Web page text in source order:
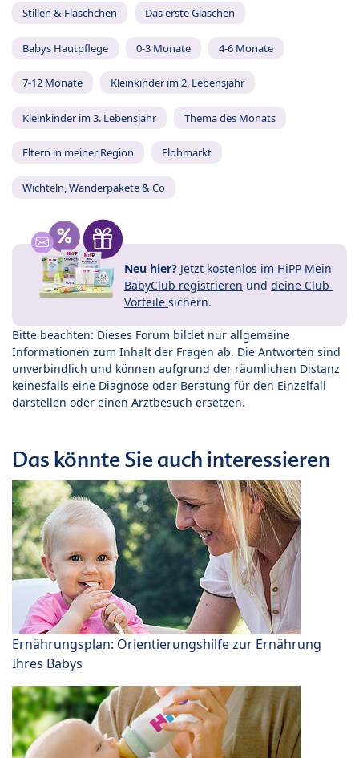
Stillen & Fläschchen Das erste Gläschen
Babys Hautpflege 0-3 Monate 4-6 Monate
7-12 Monate Kleinkinder im 2. Lebensjahr
Kleinkinder im 3. Lebensjahr Thema des Monats
Eltern in meiner Region Flohmarkt
Wichteln, Wanderpakete & Co
Neu hier? Jetzt kostenlos im HiPP Mein
BabyClub registrieren und deine Club-
Vorteile sichern.
Bitte beachten: Dieses Forum bildet nur allgemeine
Informationen zum Inhalt der Fragen ab. Die Antworten sind
unverbindlich und können aufgrund der räumlichen Distanz
keinesfalls eine Diagnose oder Beratung für den Einzelfall
darstellen oder einen Arztbesuch ersetzen.
Das könnte Sie auch interessieren
Ernährungsplan: Orientierungshilfe zur Ernährung
Ihres Babys